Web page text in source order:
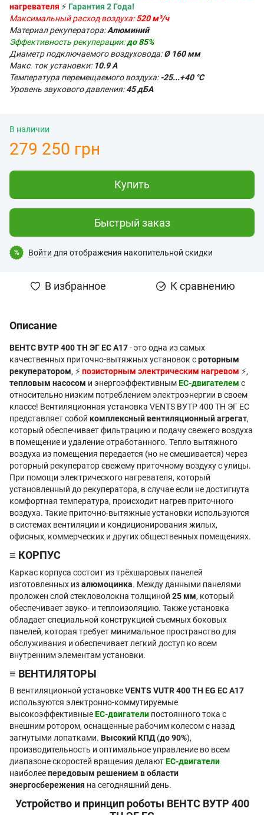
нагревателя ⚡ Гарантия 2 Года!
Максимальный расход воздуха:520 м³/ч
Материал рекуператора:Алюминий
Эффективность рекуперации:до 85%
Диаметр подключаемого воздуховода:Ø 160 мм
Макс. ток установки: 10.9 А
Температура перемещаемого воздуха:-25...+40 °С
Уровень звукового давления:45 дБА
В наличии
279 250 грн
Купить
Быстрый заказ
% Войти для отображения накопительной скидки
В избранное К сравнению
Описание
ВЕНТС ВУТР 400 ТН ЭГ EC А17- это одна из самых
качественных приточно-вытяжных установок сроторным
рекуператором, ⚡ позисторным электрическим нагревом ⚡,
тепловым насосом и энергоэффективнымEC-двигателем с
относительно низким потреблением электроэнергии в своем
классе! Вентиляционная установка VENTS ВУТР 400 ТН ЭГ EC
представляет собой комплексный вентиляционный агрегат,
который обеспечивает фильтрацию и подачу свежего воздуха
в помещение и удаление отработанного. Тепло вытяжного
воздуха из помещения передается (но не смешивается) через
роторный рекуператор свежему приточному воздуху с улицы.
При помощи электрического нагревателя, который
установленный до рекуператора, в случае если не достигнута
комфортная температура, происходит нагрев приточного
воздуха. Такие приточно-вытяжные установки используются
в системах вентиляции и кондиционирования жилых,
офисных, коммерческих и других общественных помещениях.
≡ КОРПУС
Каркас корпуса состоит из трёхшаровых панелей
изготовленных изалюмоцинка. Между данными панелями
проложен слой стекловолокна толщиной 25 мм, который
обеспечивает звуко- и теплоизоляцию. Также установка
обладает специальной конструкцией съемных боковых
панелей, которая требует минимальное пространство для
обслуживания и обеспечивает легкий доступ ко всем
внутренним элементам установки.
≡ ВЕНТИЛЯТОРЫ
В вентиляционной установкеVENTS VUTR 400 TH EG EC А17
используются электронно-коммутируемые
высокоэффективныеEC-двигатели постоянного тока с
внешним ротором, оснащенные рабочим колесом с назад
загнутыми лопатками. Высокий КПД(до 90%),
производительность и оптимальное управление во всем
диапазоне скоростей вращения делаютЕС-двигатели
наиболеепередовым решением в области
энергосбережения на сегодняшний день.
Устройство и принцип роботы ВЕНТС ВУТР 400